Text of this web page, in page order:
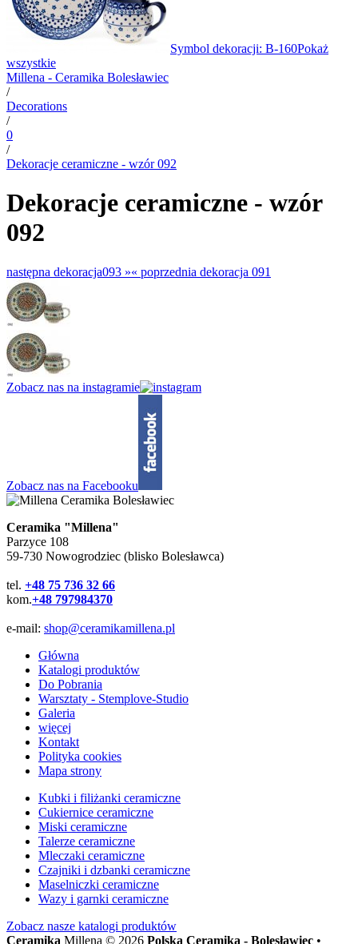
Symbol dekoracji: B-160Pokaż
wszystkie
Millena - Ceramika Bolesławiec
/
Decorations
/
0
/
Dekoracje ceramiczne - wzór 092
Dekoracje ceramiczne - wzór
092
następna dekoracja093 »« poprzednia dekoracja 091
Zobacz nas na instagramie
Zobacz nas na Facebooku
Ceramika "Millena"
Parzyce 108
59-730 Nowogrodziec (blisko Bolesławca)
tel. +48 75 736 32 66
kom.+48 797984370
e-mail: shop@ceramikamillena.pl
Główna
Katalogi produktów
Do Pobrania
Warsztaty - Stemplove-Studio
Galeria
więcej
Kontakt
Polityka cookies
Mapa strony
Kubki i filiżanki ceramiczne
Cukiernice ceramiczne
Miski ceramiczne
Talerze ceramiczne
Mleczaki ceramiczne
Czajniki i dzbanki ceramiczne
Maselniczki ceramiczne
Wazy i garnki ceramiczne
Zobacz nasze katalogi produktów
Ceramika Millena © 2026 Polska Ceramika - Bolesławiec •